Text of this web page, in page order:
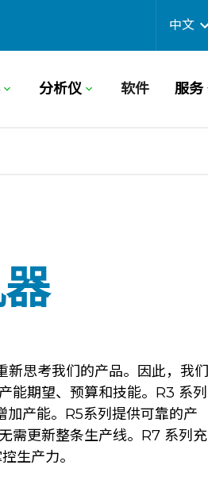
中文
分析仪 软件 服务
思考我们的产品。因此，我们
能期望、预算和技能。R3 系列
产能。R5系列提供可靠的产
需更新整条生产线。R7 系列充
生产力。